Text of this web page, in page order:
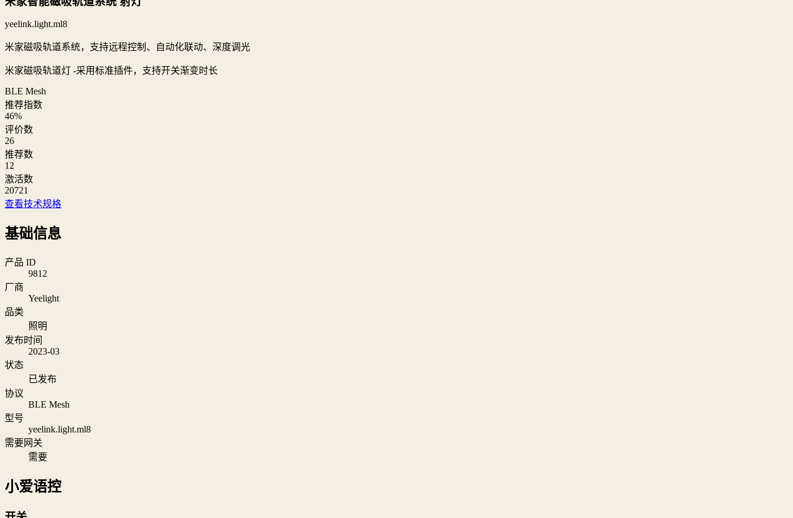
yeelink.light.ml8
米家磁吸轨道系统，支持远程控制、自动化联动、深度调光
米家磁吸轨道灯 -采用标准插件，支持开关渐变时长
BLE Mesh
推荐指数
46%
评价数
26
推荐数
12
激活数
20721
查看技术规格
基础信息
产品 ID
9812
厂商
Yeelight
品类
照明
发布时间
2023-03
状态
已发布
协议
BLE Mesh
型号
yeelink.light.ml8
需要网关
需要
小爱语控